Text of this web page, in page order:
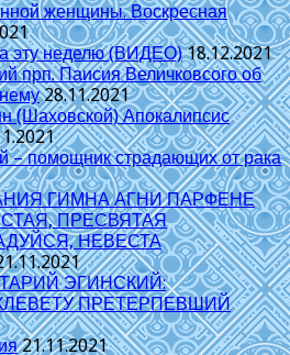
женщины. Воскресная
эту неделю (ВИДЕО) 18.12.2021
прп. Паисия Величковсого об
28.11.2021
(Шаховской) Апокалипсис
– помощник страдающих от рака
ГИМНА АГНИ ПАРФЕНЕ
ПРЕСВЯТАЯ
НЕВЕСТА
ЭГИНСКИЙ:
ПРЕТЕРПЕВШИЙ
21.11.2021